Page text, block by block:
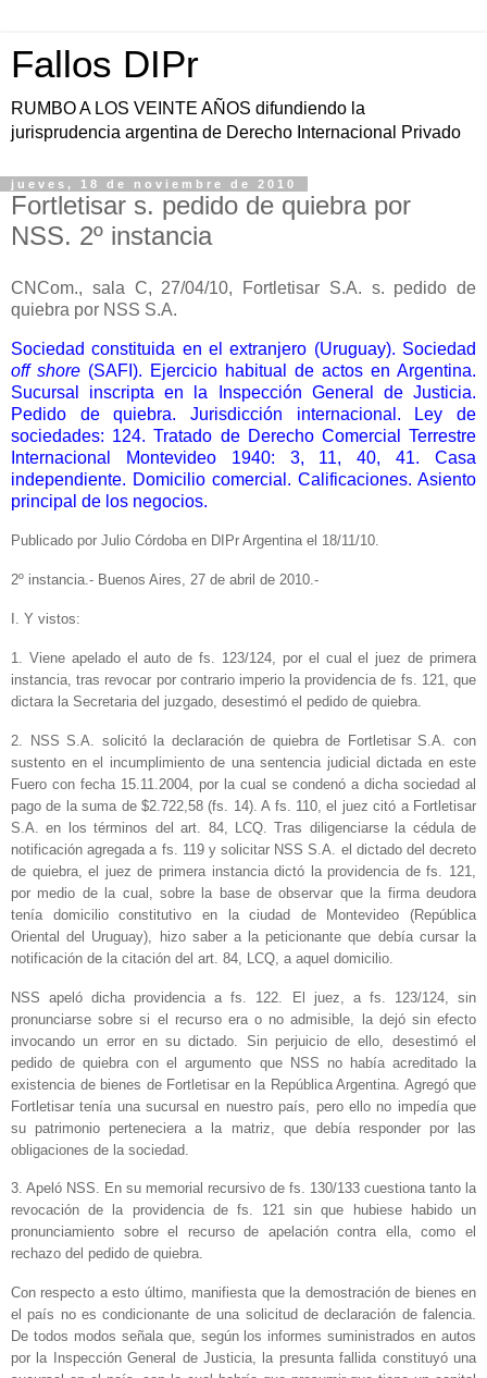
Fallos DIPr
RUMBO A LOS VEINTE AÑOS difundiendo la
jurisprudencia argentina de Derecho Internacional Privado
jueves, 18 de noviembre de 2010
Fortletisar s. pedido de quiebra por
NSS. 2º instancia
CNCom., sala C, 27/04/10, Fortletisar S.A. s. pedido de
quiebra por NSS S.A.
Sociedad constituida en el extranjero (Uruguay). Sociedad
off shore (SAFI). Ejercicio habitual de actos en Argentina.
Sucursal inscripta en la Inspección General de Justicia.
Pedido de quiebra. Jurisdicción internacional. Ley de
sociedades: 124. Tratado de Derecho Comercial Terrestre
Internacional Montevideo 1940: 3, 11, 40, 41. Casa
independiente. Domicilio comercial. Calificaciones. Asiento
principal de los negocios.
Publicado por Julio Córdoba en DIPr Argentina el 18/11/10.
2º instancia.- Buenos Aires, 27 de abril de 2010.-
I. Y vistos:
1. Viene apelado el auto de fs. 123/124, por el cual el juez de primera
instancia, tras revocar por contrario imperio la providencia de fs. 121, que
dictara la Secretaria del juzgado, desestimó el pedido de quiebra.
2. NSS S.A. solicitó la declaración de quiebra de Fortletisar S.A. con
sustento en el incumplimiento de una sentencia judicial dictada en este
Fuero con fecha 15.11.2004, por la cual se condenó a dicha sociedad al
pago de la suma de $2.722,58 (fs. 14). A fs. 110, el juez citó a Fortletisar
S.A. en los términos del art. 84, LCQ. Tras diligenciarse la cédula de
notificación agregada a fs. 119 y solicitar NSS S.A. el dictado del decreto
de quiebra, el juez de primera instancia dictó la providencia de fs. 121,
por medio de la cual, sobre la base de observar que la firma deudora
tenía domicilio constitutivo en la ciudad de Montevideo (República
Oriental del Uruguay), hizo saber a la peticionante que debía cursar la
notificación de la citación del art. 84, LCQ, a aquel domicilio.
NSS apeló dicha providencia a fs. 122. El juez, a fs. 123/124, sin
pronunciarse sobre si el recurso era o no admisible, la dejó sin efecto
invocando un error en su dictado. Sin perjuicio de ello, desestimó el
pedido de quiebra con el argumento que NSS no había acreditado la
existencia de bienes de Fortletisar en la República Argentina. Agregó que
Fortletisar tenía una sucursal en nuestro país, pero ello no impedía que
su patrimonio perteneciera a la matriz, que debía responder por las
obligaciones de la sociedad.
3. Apeló NSS. En su memorial recursivo de fs. 130/133 cuestiona tanto la
revocación de la providencia de fs. 121 sin que hubiese habido un
pronunciamiento sobre el recurso de apelación contra ella, como el
rechazo del pedido de quiebra.
Con respecto a esto último, manifiesta que la demostración de bienes en
el país no es condicionante de una solicitud de declaración de falencia.
De todos modos señala que, según los informes suministrados en autos
por la Inspección General de Justicia, la presunta fallida constituyó una